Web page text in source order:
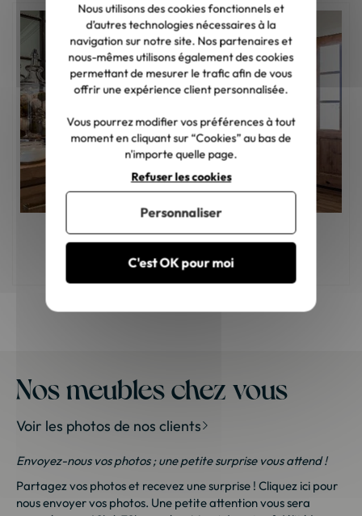
Comment choisir une table console ?
Nos meubles chez vous
Voir les photos de nos clients
Envoyez-nous vos photos ; une petite surprise vous attend !
Partagez vos photos et recevez une surprise ! Cliquez ici pour
nous envoyer vos photos. Une petite attention vous sera
Nous utilisons des cookies fonctionnels et
d’autres technologies nécessaires à la
navigation sur notre site. Nos partenaires et
nous-mêmes utilisons également des cookies
permettant de mesurer le trafic afin de vous
offrir une expérience client personnalisée.
Vous pourrez modifier vos préférences à tout
moment en cliquant sur “Cookies” au bas de
n'importe quelle page.
C'est OK pour moi
Refuser les cookies
Personnaliser